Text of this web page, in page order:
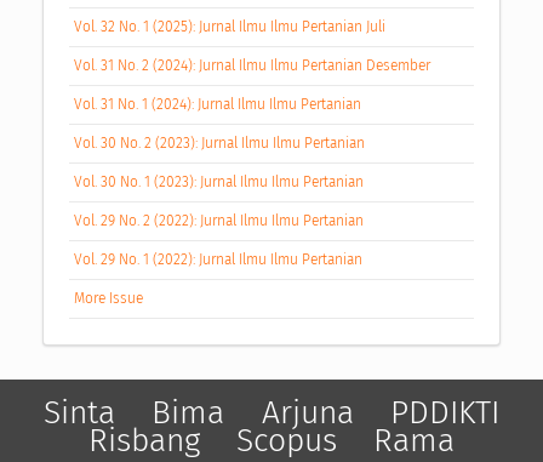
Vol. 32 No. 1 (2025): Jurnal Ilmu Ilmu Pertanian Juli
Vol. 31 No. 2 (2024): Jurnal Ilmu Ilmu Pertanian Desember
Vol. 31 No. 1 (2024): Jurnal Ilmu Ilmu Pertanian
Vol. 30 No. 2 (2023): Jurnal Ilmu Ilmu Pertanian
Vol. 30 No. 1 (2023): Jurnal Ilmu Ilmu Pertanian
Vol. 29 No. 2 (2022): Jurnal Ilmu Ilmu Pertanian
Vol. 29 No. 1 (2022): Jurnal Ilmu Ilmu Pertanian
More Issue
Sinta Bima Arjuna PDDIKTI
Risbang Scopus Rama